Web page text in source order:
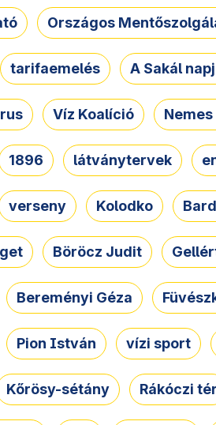
Országos
tarifaemelés A Sakál
Víz Koalíció Nemes
1896 látványtervek
verseny Kolodko
Böröcz Judit
Bereményi Géza
Pion István vízi sport
Kőrösy-sétány Rákóczi tér